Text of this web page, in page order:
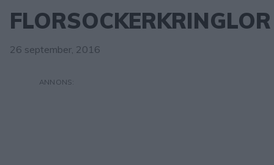
FLORSOCKERKRINGLOR
26 september, 2016